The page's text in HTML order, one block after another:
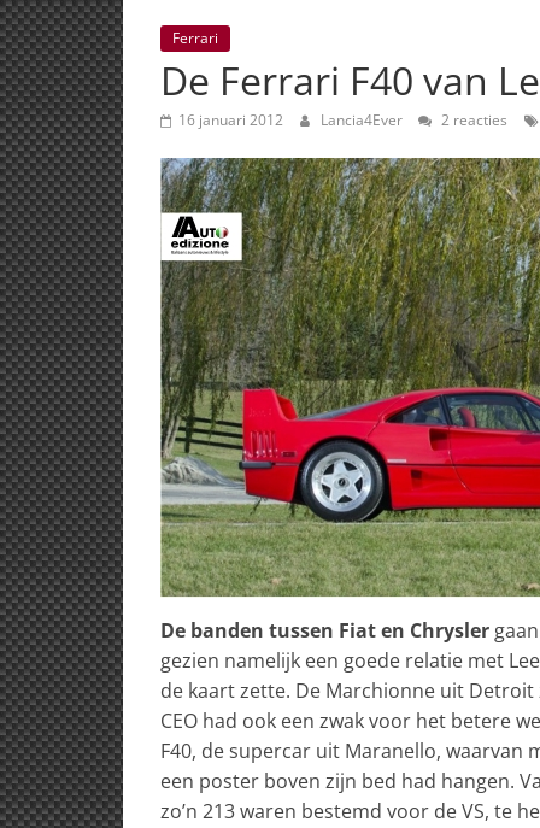
Italiaans
autonieuws
&
lifestyle
Ferrari
De Ferrari F40 van
16 januari 2012 Lancia4Ever 2 reacties
De banden tussen Fiat en Chrysler
gezien namelijk een goede relatie met
de kaart zette. De Marchionne uit
CEO had ook een zwak voor het betere
F40, de supercar uit Maranello, waarvan
een poster boven zijn bed had hangen.
zo’n 213 waren bestemd voor de VS, te